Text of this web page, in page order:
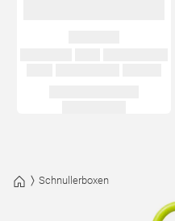
Schnullerboxen